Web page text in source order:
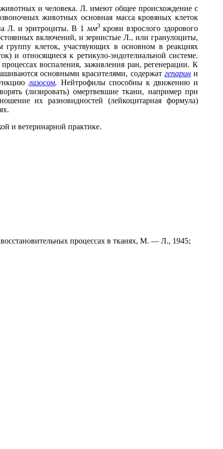
и человека. Л. имеют общее происхождение с
животных основная масса кровяных клеток
Л. и эритроциты. В 1 мм3 крови взрослого здорового
включений, и зернистые Л., или гранулоциты,
клеток, участвующих в основном в реакциях
и относящиеся к ретикуло-эндотелиальной системе.
воспаления, заживления ран, регенерации. К
основными красителями, содержат гепарини
лизосом. Нейтрофилы способны к движению и
(лизировать) омертвевшие ткани, например при
их разновидностей (лейкоцитарная формула)
и ветеринарной практике.
процессах в тканях, М. — Л., 1945;